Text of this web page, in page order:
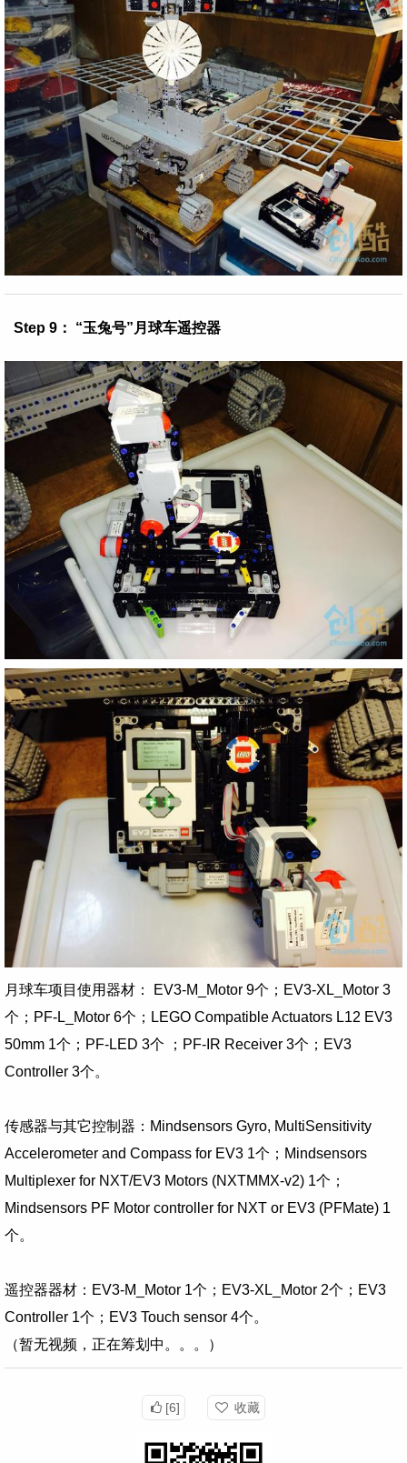
Step 9： “玉兔号”月球车遥控器
月球车项目使用器材： EV3-M_Motor 9个；EV3-XL_Motor 3
个；PF-L_Motor 6个；LEGO Compatible Actuators L12 EV3
50mm 1个；PF-LED 3个 ；PF-IR Receiver 3个；EV3
Controller 3个。
传感器与其它控制器：Mindsensors Gyro, MultiSensitivity
Accelerometer and Compass for EV3 1个；Mindsensors
Multiplexer for NXT/EV3 Motors (NXTMMX-v2) 1个；
Mindsensors PF Motor controller for NXT or EV3 (PFMate) 1
个。
遥控器器材：EV3-M_Motor 1个；EV3-XL_Motor 2个； EV3
Controller 1个；EV3 Touch sensor 4个。
（暂无视频，正在筹划中。。。）
[6] 收藏